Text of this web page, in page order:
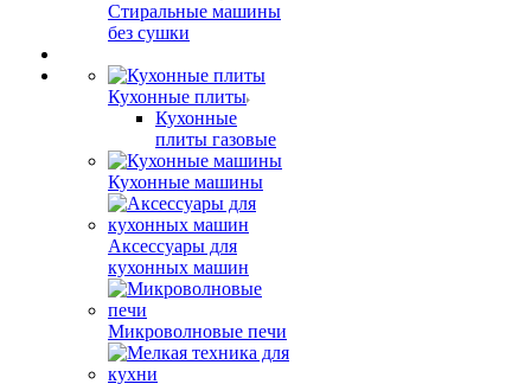
Стиральные машины
без сушки
Кухонные плиты
Кухонные
плиты газовые
Кухонные машины
Аксессуары для
кухонных машин
Микроволновые печи